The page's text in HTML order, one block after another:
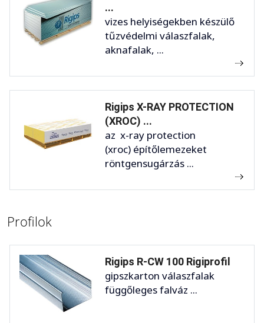
...
vizes helyiségekben készülő
tűzvédelmi válaszfalak,
aknafalak, ...
Rigips X-RAY PROTECTION
(XROC) ...
az x-ray protection
(xroc) építőlemezeket
röntgensugárzás ...
Profilok
Rigips R-CW 100 Rigiprofil
gipszkarton válaszfalak
függőleges falváz ...